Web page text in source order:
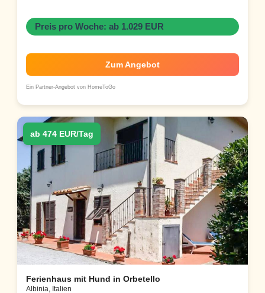
Preis pro Woche: ab 1.029 EUR
Zum Angebot
Ein Partner-Angebot von HomeToGo
ab 474 EUR/Tag
Ferienhaus mit Hund in Orbetello
Albinia, Italien